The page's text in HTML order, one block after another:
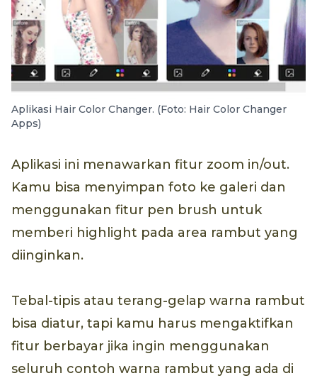
Aplikasi Hair Color Changer. (Foto: Hair Color Changer
Apps)
Aplikasi ini menawarkan fitur zoom in/out.
Kamu bisa menyimpan foto ke galeri dan
menggunakan fitur pen brush untuk
memberi highlight pada area rambut yang
diinginkan.
Tebal-tipis atau terang-gelap warna rambut
bisa diatur, tapi kamu harus mengaktifkan
fitur berbayar jika ingin menggunakan
seluruh contoh warna rambut yang ada di